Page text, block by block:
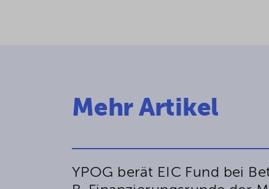
Mehr Artikel
YPOG berät EIC Fund bei